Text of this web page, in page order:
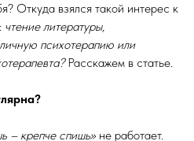
Откуда взялся такой интерес к
чтение литературы,
психотерапию или
Расскажем в статье.
– крепче спишь» не работает.